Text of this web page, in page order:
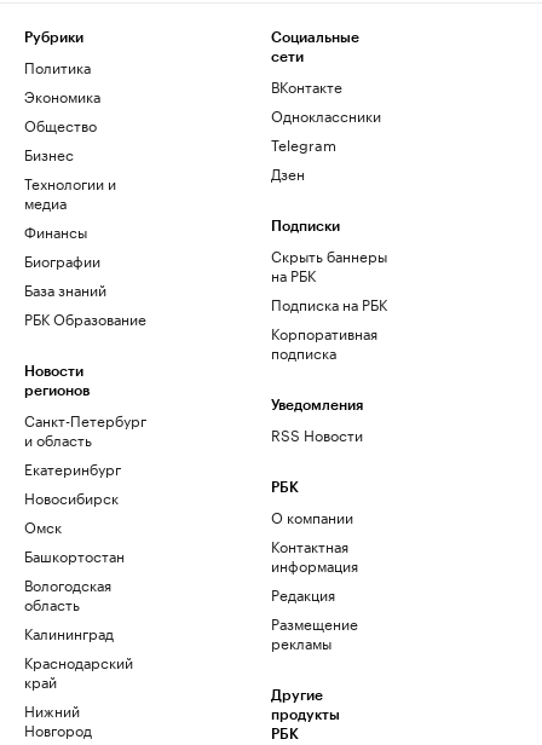
Рубрики
Политика
Экономика
Общество
Бизнес
Технологии и
медиа
Финансы
Биографии
База знаний
РБК Образование
Новости
регионов
Санкт-Петербург
и область
Екатеринбург
Новосибирск
Омск
Башкортостан
Вологодская
область
Калининград
Краснодарский
край
Нижний
Новгород
Социальные
сети
ВКонтакте
Одноклассники
Telegram
Дзен
Подписки
Скрыть баннеры
на РБК
Подписка на РБК
Корпоративная
подписка
Уведомления
RSS Новости
РБК
О компании
Контактная
информация
Редакция
Размещение
рекламы
Другие
продукты
РБК